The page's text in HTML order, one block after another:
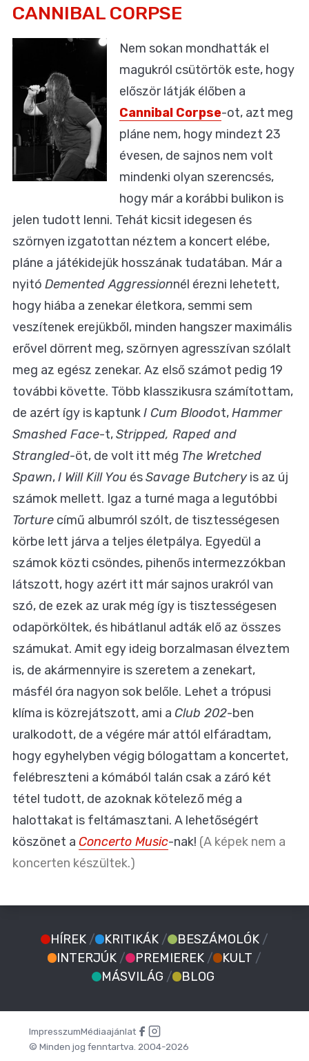
CANNIBAL CORPSE
Nem sokan mondhatták el
magukról csütörtök este, hogy
először látják élőben a
Cannibal Corpse-ot, azt meg
pláne nem, hogy mindezt 23
évesen, de sajnos nem volt
mindenki olyan szerencsés,
hogy már a korábbi bulikon is
jelen tudott lenni. Tehát kicsit idegesen és
szörnyen izgatottan néztem a koncert elébe,
pláne a játékidejük hosszának tudatában. Már a
nyitó Demented Aggressionnél érezni lehetett,
hogy hiába a zenekar életkora, semmi sem
veszítenek erejükből, minden hangszer maximális
erővel dörrent meg, szörnyen agresszívan szólalt
meg az egész zenekar. Az első számot pedig 19
további követte. Több klasszikusra számítottam,
de azért így is kaptunkI Cum Bloodot,Hammer
Smashed Face-t,Stripped, Raped and
Strangled-öt, de volt itt még The Wretched
Spawn,I Will Kill You ésSavage Butcheryis az új
számok mellett. Igaz a turné maga a legutóbbi
Torture című albumról szólt, de tisztességesen
körbe lett járva a teljes életpálya. Egyedül a
számok közti csöndes, pihenős intermezzókban
látszott, hogy azért itt már sajnos urakról van
szó, de ezek az urak még így is tisztességesen
odapörköltek, és hibátlanul adták elő az összes
számukat. Amit egy ideig borzalmasan élveztem
is, de akármennyire is szeretem a zenekart,
másfél óra nagyon sok belőle. Lehet a trópusi
klíma is közrejátszott, ami a Club 202-ben
uralkodott, de a végére már attól elfáradtam,
hogy egyhelyben végig bólogattam a koncertet,
felébreszteni a kómából talán csak a záró két
tétel tudott, de azoknak kötelező még a
halottakat is feltámasztani. A lehetőségért
köszönet a Concerto Music-nak! (A képek nem a
koncerten készültek.)
HÍREK / KRITIKÁK / BESZÁMOLÓK /
INTERJÚK / PREMIEREK / KULT /
MÁSVILÁG / BLOG
ImpresszumMédiaajánlat
© Minden jog fenntartva. 2004-2026